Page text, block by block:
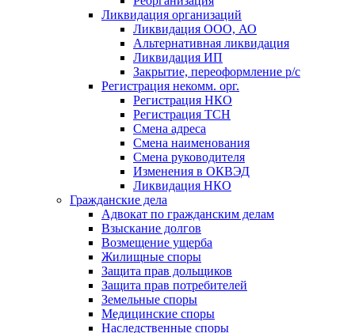
Ликвидация организаций
Ликвидация ООО, АО
Альтернативная ликвидация
Ликвидация ИП
Закрытие, переоформление р/с
Регистрация некомм. орг.
Регистрация НКО
Регистрация ТСН
Смена адреса
Смена наименования
Смена руководителя
Изменения в ОКВЭД
Ликвидация НКО
Гражданские дела
Адвокат по гражданским делам
Взыскание долгов
Возмещение ущерба
Жилищные споры
Защита прав дольщиков
Защита прав потребителей
Земельные споры
Медицинские споры
Наследственные споры